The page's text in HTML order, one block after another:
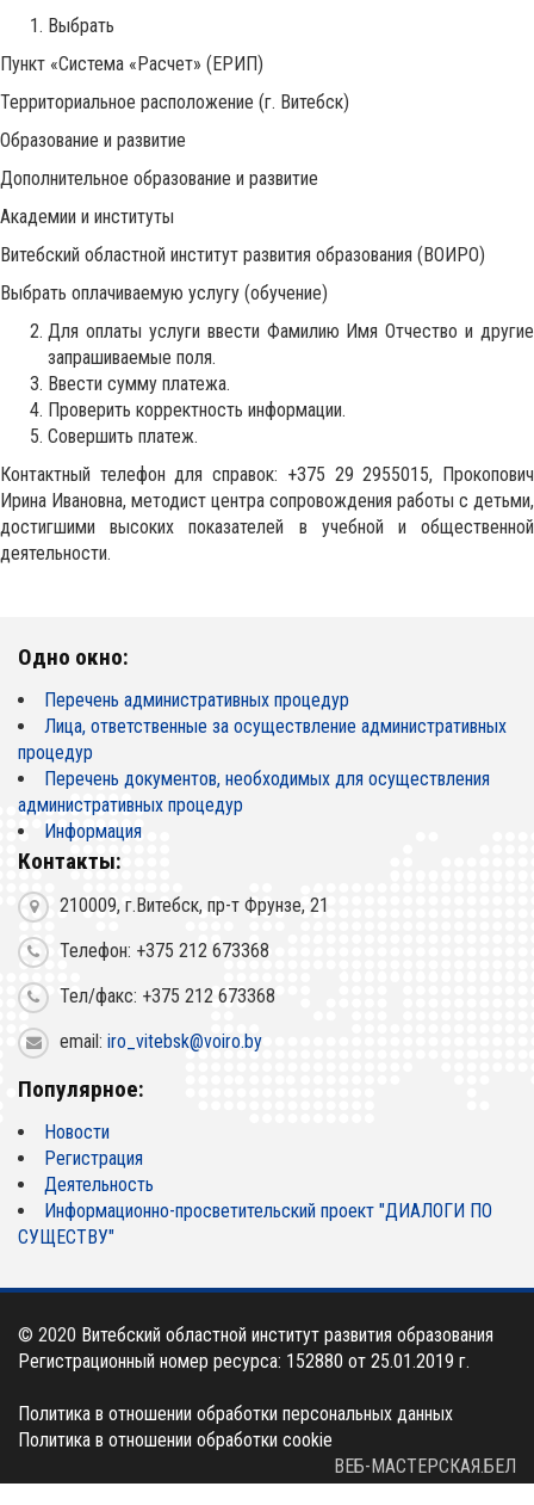
Выбрать
Пункт «Система «Расчет» (ЕРИП)
Территориальное расположение (г. Витебск)
Образование и развитие
Дополнительное образование и развитие
Академии и институты
Витебский областной институт развития образования (ВОИРО)
Выбрать оплачиваемую услугу (обучение)
Для оплаты услуги ввести Фамилию Имя Отчество и другие
запрашиваемые поля.
Ввести сумму платежа.
Проверить корректность информации.
Совершить платеж.
Контактный телефон для справок: +375 29 2955015, Прокопович
Ирина Ивановна, методист центра сопровождения работы с детьми,
достигшими высоких показателей в учебной и общественной
деятельности.
Одно окно:
Перечень административных процедур
Лица, ответственные за осуществление административных
процедур
Перечень документов, необходимых для осуществления
административных процедур
Информация
Контакты:
210009, г.Витебск, пр-т Фрунзе, 21
Телефон: +375 212 673368
Тел/факс: +375 212 673368
email: iro_vitebsk@voiro.by
Популярное:
Новости
Регистрация
Деятельность
Информационно-просветительский проект "ДИАЛОГИ ПО
СУЩЕСТВУ"
© 2020 Витебский областной институт развития образования
Регистрационный номер ресурса: 152880 от 25.01.2019 г.
Политика в отношении обработки персональных данных
Политика в отношении обработки cookie
ВЕБ-МАСТЕРСКАЯ.БЕЛ